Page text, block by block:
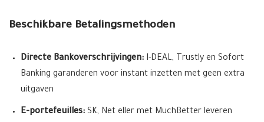
Beschikbare Betalingsmethoden
Directe Bankoverschrijvingen: I-DEAL, Trustly en Sofort
Banking garanderen voor instant inzetten met geen extra
uitgaven
E-portefeuilles: SK, Net eller met MuchBetter leveren